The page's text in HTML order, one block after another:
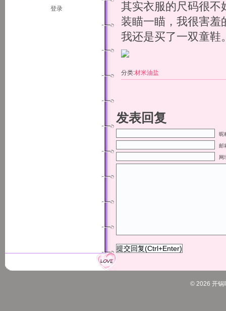
其实衣服的尺码很不
装瞄一瞄，我很害羞
我还是买了一双童鞋
分类:材米油盐
发表回复
昵
邮
网
登录
© 2026 开锅